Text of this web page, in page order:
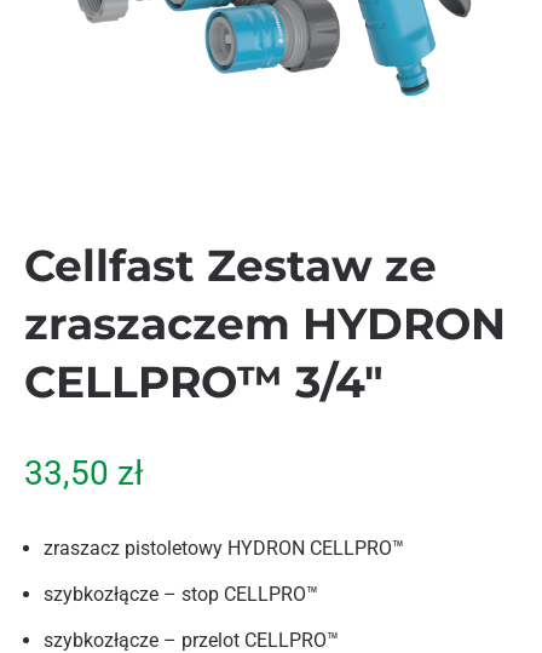
Cellfast Zestaw ze
zraszaczem HYDRON
CELLPRO™ 3/4″
33,50 zł
zraszacz pistoletowy HYDRON CELLPRO™
szybkozłącze – stop CELLPRO™
szybkozłącze – przelot CELLPRO™